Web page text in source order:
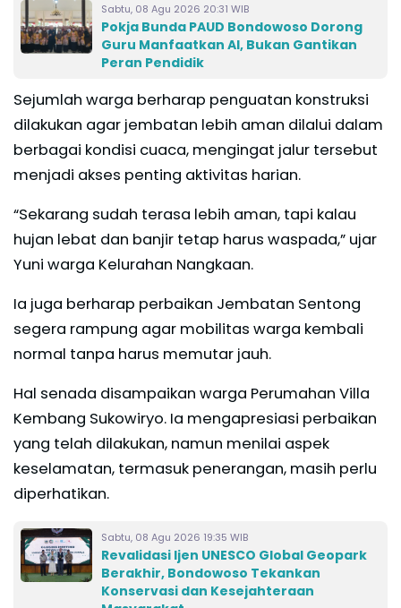
Sabtu, 08 Agu 2026 20:31 WIB
Pokja Bunda PAUD Bondowoso Dorong
Guru Manfaatkan AI, Bukan Gantikan
Peran Pendidik
Sejumlah warga berharap penguatan konstruksi
dilakukan agar jembatan lebih aman dilalui dalam
berbagai kondisi cuaca, mengingat jalur tersebut
menjadi akses penting aktivitas harian.
“Sekarang sudah terasa lebih aman, tapi kalau
hujan lebat dan banjir tetap harus waspada,” ujar
Yuni warga Kelurahan Nangkaan.
Ia juga berharap perbaikan Jembatan Sentong
segera rampung agar mobilitas warga kembali
normal tanpa harus memutar jauh.
Hal senada disampaikan warga Perumahan Villa
Kembang Sukowiryo. Ia mengapresiasi perbaikan
yang telah dilakukan, namun menilai aspek
keselamatan, termasuk penerangan, masih perlu
diperhatikan.
Sabtu, 08 Agu 2026 19:35 WIB
Revalidasi Ijen UNESCO Global Geopark
Berakhir, Bondowoso Tekankan
Konservasi dan Kesejahteraan